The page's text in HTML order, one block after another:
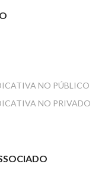
NO PÚBLICO
NO PRIVADO